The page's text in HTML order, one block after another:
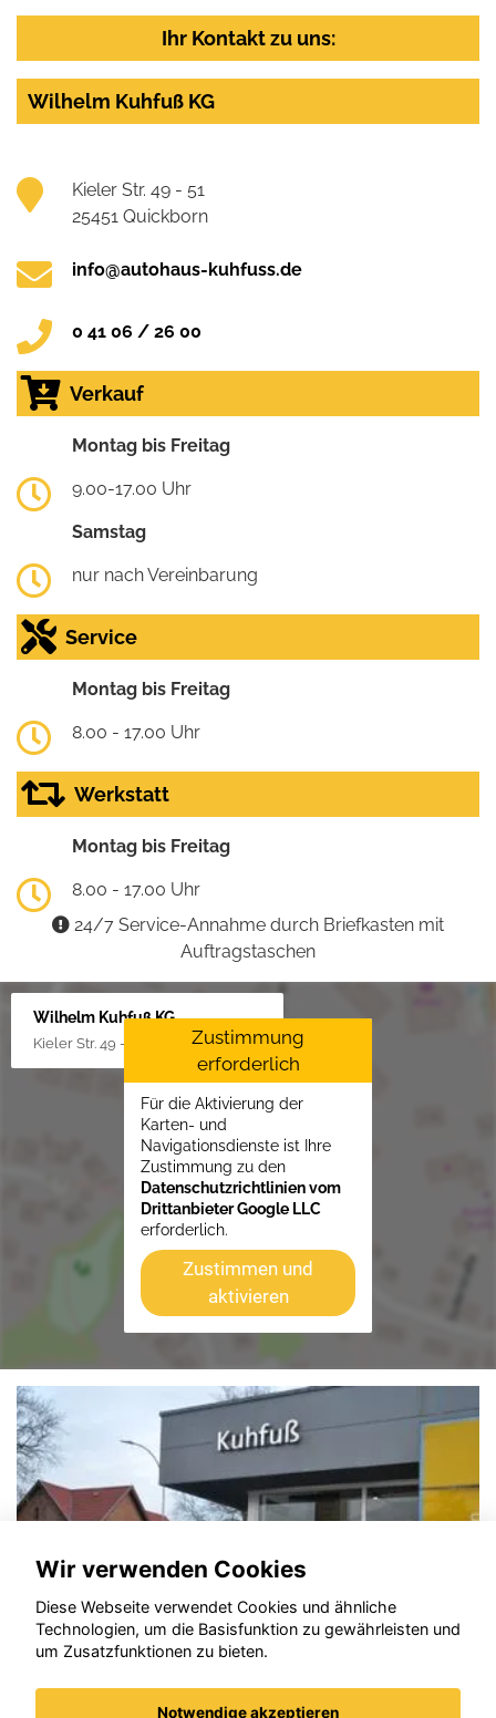
Ihr Kontakt zu uns:
Wilhelm Kuhfuß KG
Kieler Str. 49 - 51
25451 Quickborn
info@autohaus-kuhfuss.de
0 41 06 / 26 00
Verkauf
Montag bis Freitag
9.00-17.00 Uhr
Samstag
nur nach Vereinbarung
Service
Montag bis Freitag
8.00 - 17.00 Uhr
Werkstatt
Montag bis Freitag
8.00 - 17.00 Uhr
24/7 Service-Annahme durch Briefkasten mit
Auftragstaschen
Wilhelm Kuhfuß KG
Kieler Str. 49 - 51, 25451 Quickborn
Zustimmung
erforderlich
Für die Aktivierung der
Karten- und
Navigationsdienste ist Ihre
Zustimmung zu den
Datenschutzrichtlinien vom
Drittanbieter Google LLC
erforderlich.
Zustimmen und
aktivieren
Wir verwenden Cookies
Diese Webseite verwendet Cookies und ähnliche
Technologien, um die Basisfunktion zu gewährleisten und
um Zusatzfunktionen zu bieten.
Notwendige akzeptieren